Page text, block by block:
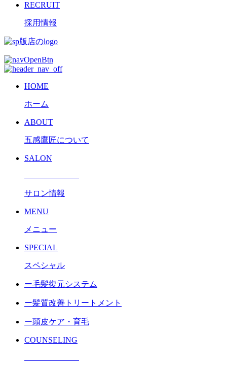
RECRUIT
採用情報
HOME
ホーム
ABOUT
五感鷹匠について
SALON
サロン情報
MENU
メニュー
SPECIAL
スペシャル
ー毛髪復元システム
ー髪質改善トリートメント
ー頭皮ケア・育毛
COUNSELING